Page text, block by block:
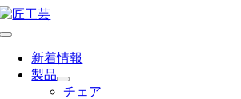
Skip
content
Toggle
Navigation新着情報
製品
チェア